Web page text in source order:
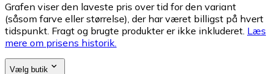
Grafen viser den laveste pris over tid for den variant
(såsom farve eller størrelse), der har været billigst på hvert
tidspunkt. Fragt og brugte produkter er ikke inkluderet. Læs
mere om prisens historik.
Vælg butik